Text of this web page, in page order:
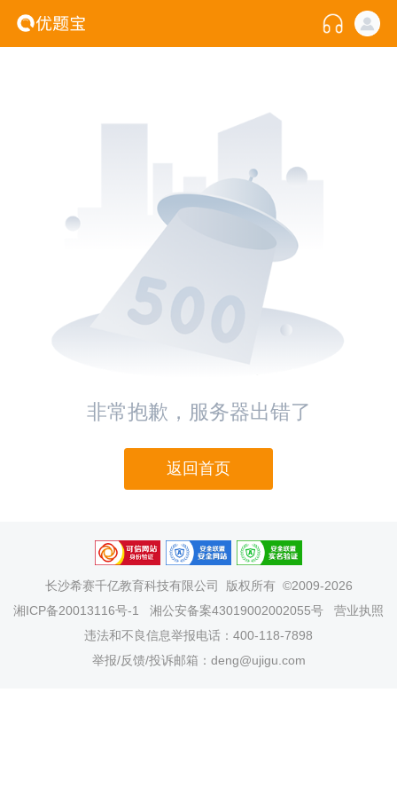
非常抱歉，服务器出错了
返回首页
长沙希赛千亿教育科技有限公司
版权所有 ©2009-2026
湘ICP备20013116号-1
湘公安备案43019002002055号
营业执照
违法和不良信息举报电话：400-118-7898
举报/反馈/投诉邮箱：deng@ujigu.com